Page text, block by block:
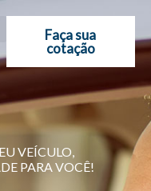
Faça sua
cotação
VEÍCULO,
PARA VOCÊ!